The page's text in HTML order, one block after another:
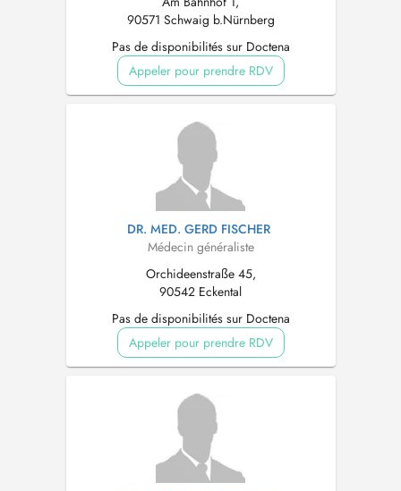
90571 Schwaig b.Nürnberg
Pas de disponibilités sur Doctena
Appeler pour prendre RDV
DR. MED. GERD FISCHER
Médecin généraliste
Orchideenstraße 45,
90542 Eckental
Pas de disponibilités sur Doctena
Appeler pour prendre RDV